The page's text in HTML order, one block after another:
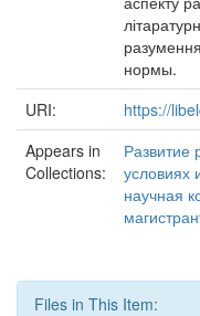
нормы.
URI:
https://
Appears in
Collections:
Развитие
условиях
научная
Files in This Item: